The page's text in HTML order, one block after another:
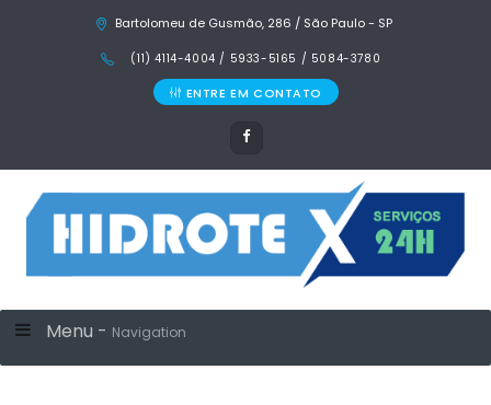
Bartolomeu de Gusmão, 286 / São Paulo - SP
(11) 4114-4004 / 5933-5165 / 5084-3780
ENTRE EM CONTATO
Menu - Navigation